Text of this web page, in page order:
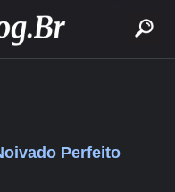
Perfeito